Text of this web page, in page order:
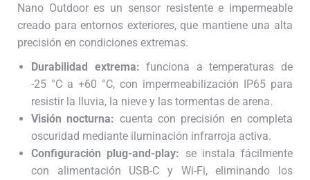
Nano Outdoor es un sensor resistente e impermeable
creado para entornos exteriores, que mantiene una alta
precisión en condiciones extremas.
Durabilidad extrema: funciona a temperaturas de
-25 °C a +60 °C, con impermeabilización IP65 para
resistir la lluvia, la nieve y las tormentas de arena.
Visión nocturna: cuenta con precisión en completa
oscuridad mediante iluminación infrarroja activa.
Configuración plug-and-play: se instala fácilmente
con alimentación USB-C y Wi-Fi, eliminando los